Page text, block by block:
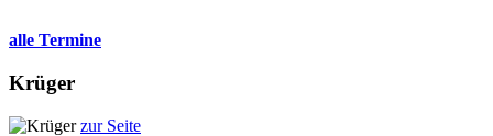
alle Termine
Krüger
zur Seite